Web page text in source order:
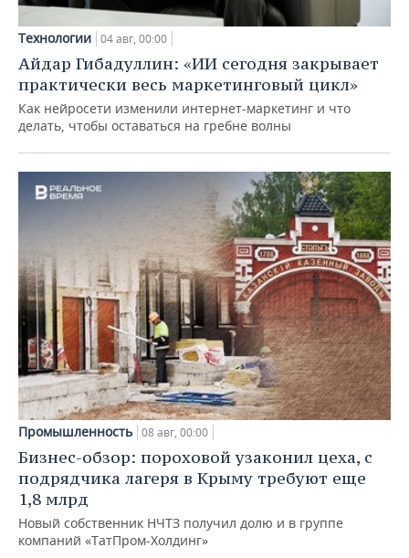
Технологии 04 авг, 00:00
Айдар Гибадуллин: «ИИ сегодня закрывает
практически весь маркетинговый цикл»
Как нейросети изменили интернет-маркетинг и что
делать, чтобы оставаться на гребне волны
Промышленность 08 авг, 00:00
Бизнес-обзор: пороховой узаконил цеха, с
подрядчика лагеря в Крыму требуют еще
1,8 млрд
Новый собственник НЧТЗ получил долю и в группе
компаний «ТатПром-Холдинг»